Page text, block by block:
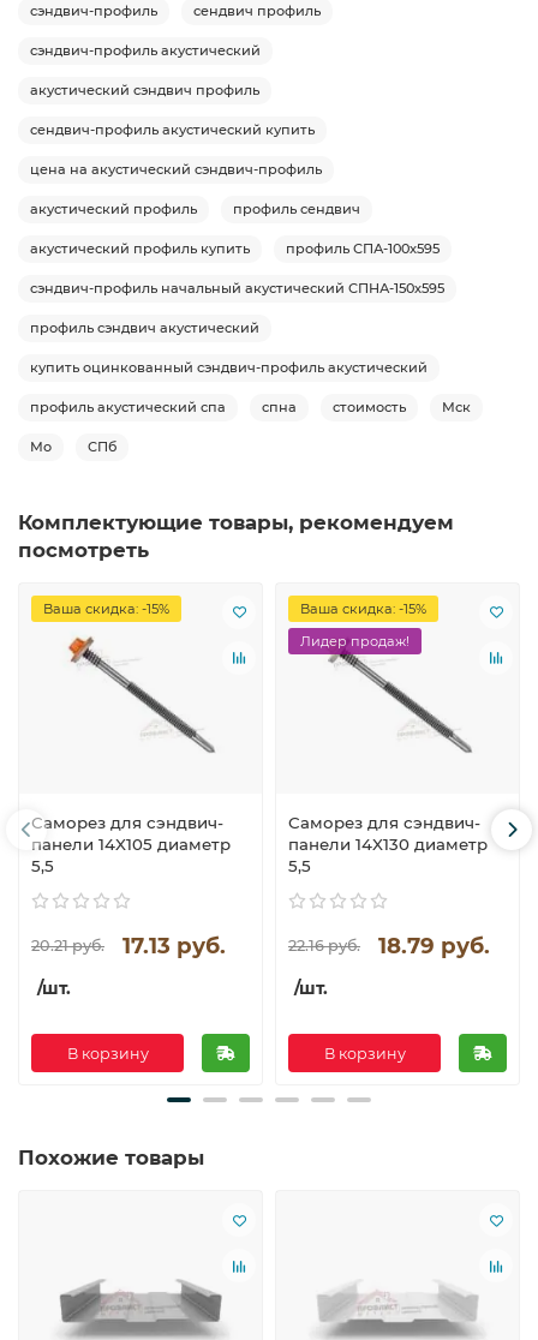
сэндвич-профиль сендвич профиль
сэндвич-профиль акустический
акустический сэндвич профиль
сендвич-профиль акустический купить
цена на акустический сэндвич-профиль
акустический профиль профиль сендвич
акустический профиль купить профиль СПА-100х595
сэндвич-профиль начальный акустический СПНА-150х595
профиль сэндвич акустический
купить оцинкованный сэндвич-профиль акустический
профиль акустический спа спна стоимость Мск
Мо СПб
Комплектующие товары, рекомендуем
посмотреть
Ваша скидка: -15%
Саморез для сэндвич-
панели 14X105 диаметр
5,5
20.21 руб. 17.13 руб.
/шт.
В корзину
Ваша скидка: -15%
Лидер продаж!
Саморез для сэндвич-
панели 14X130 диаметр
5,5
22.16 руб. 18.79 руб.
/шт.
В корзину
Похожие товары